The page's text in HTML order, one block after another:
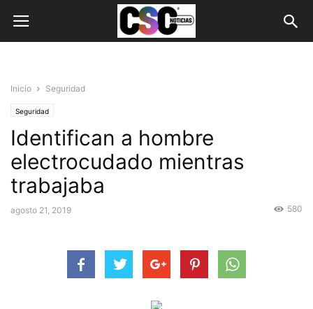
Inicio Seguridad
Seguridad
Identifican a hombre
electrocudado mientras
trabajaba
agosto 21, 2019 580